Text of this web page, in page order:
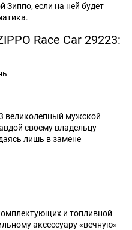
Зиппо, если на ней будет
Race Car 29223:
великолепный мужской
своему владельцу
лишь в замене
и топливной
аксессуару «вечную»